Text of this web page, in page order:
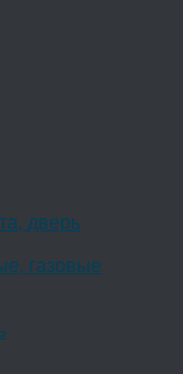
дверь
газовые